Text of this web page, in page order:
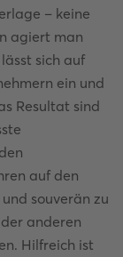
– keine
agiert man
sich auf
ein und
Resultat sind
auf den
souverän zu
anderen
Hilfreich ist